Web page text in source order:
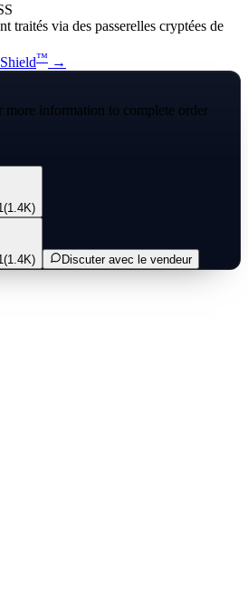
traités via des passerelles cryptées de
™ →
more information to complete order
(1.4K)
(1.4K) Discuter avec le vendeur